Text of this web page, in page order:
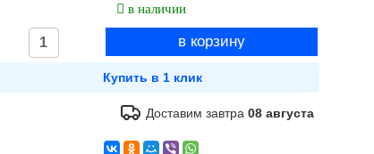
в наличии
Доставим завтра08 августа